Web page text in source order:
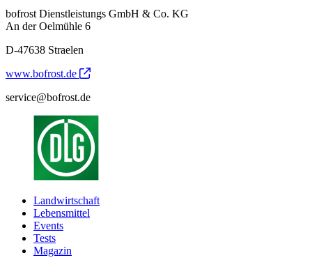
bofrost Dienstleistungs GmbH & Co. KG
An der Oelmühle 6
D-47638 Straelen
www.bofrost.de
service@bofrost.de
Landwirtschaft
Lebensmittel
Events
Tests
Magazin